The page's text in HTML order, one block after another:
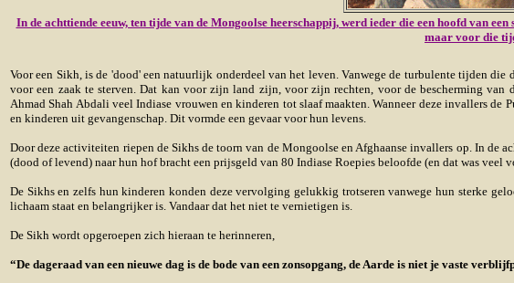
In de achttiende eeuw, ten tijde van de Mongoolse heerschappij, werd ieder die een hoofd van
maar voor die
Voor een Sikh, is de 'dood' een natuurlijk onderdeel van het leven. Vanwege de turbulente tijden
voor een zaak te sterven. Dat kan voor zijn land zijn, voor zijn rechten, voor de bescherming van
Ahmad Shah Abdali veel Indiase vrouwen en kinderen tot slaaf maakten. Wanneer deze invallers
en kinderen uit gevangenschap. Dit vormde een gevaar voor hun levens.
Door deze activiteiten riepen de Sikhs de toorn van de Mongoolse en Afghaanse invallers op. In de
(dood of levend) naar hun hof bracht een prijsgeld van 80 Indiase Roepies beloofde (en dat was veel
De Sikhs en zelfs hun kinderen konden deze vervolging gelukkig trotseren vanwege hun sterke
lichaam staat en belangrijker is. Vandaar dat het niet te vernietigen is.
De Sikh wordt opgeroepen zich hieraan te herinneren,
“De dageraad van een nieuwe dag is de bode van een zonsopgang, de Aarde is niet je vaste